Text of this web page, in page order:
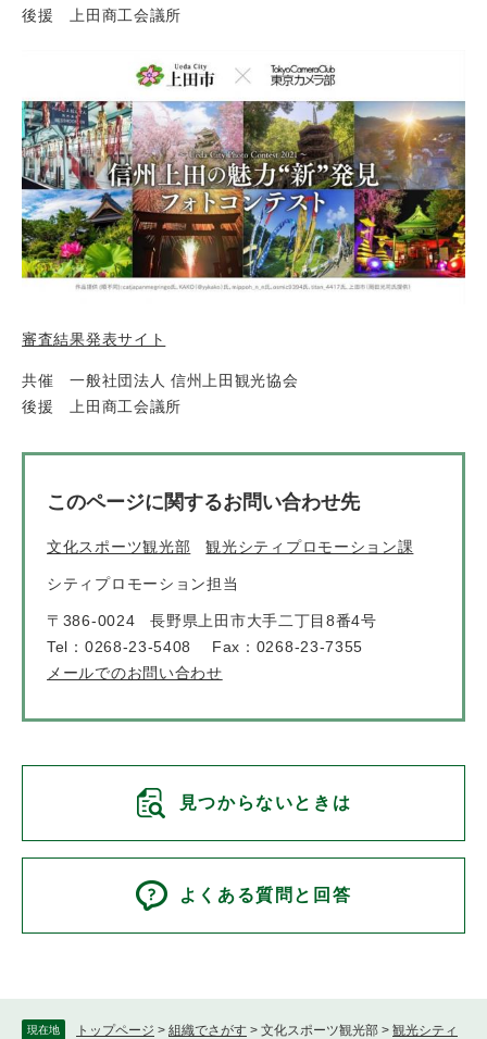
現在地 トップページ > 組織でさがす > 文化スポーツ観光部 > 観光シティ
後援 上田商工会議所
審査結果発表サイト
共催 一般社団法人 信州上田観光協会
後援 上田商工会議所
このページに関するお問い合わせ先
文化スポーツ観光部 観光シティプロモーション課
シティプロモーション担当
〒386-0024
長野県上田市大手二丁目8番4号
Tel：0268-23-5408
Fax：0268-23-7355
メールでのお問い合わせ
見つからないときは
よくある質問と回答